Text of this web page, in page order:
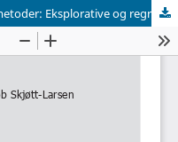
Intersektionalitet og kvantitative metoder: Eksplorative og regressionsbaserede tilgange